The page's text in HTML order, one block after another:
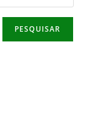
PESQUISAR